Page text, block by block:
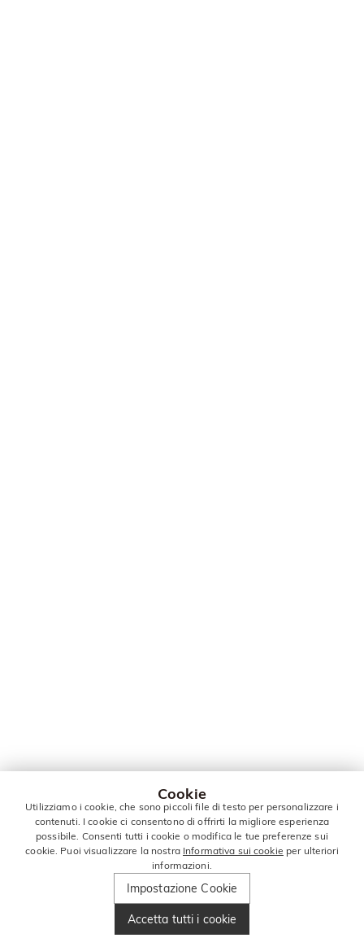
Cookie
Utilizziamo i cookie, che sono piccoli file di testo per personalizzare i
contenuti. I cookie ci consentono di offrirti la migliore esperienza
possibile. Consenti tutti i cookie o modifica le tue preferenze sui
cookie. Puoi visualizzare la nostra Informativa sui cookie per ulteriori
informazioni.
Impostazione Cookie
Accetta tutti i cookie